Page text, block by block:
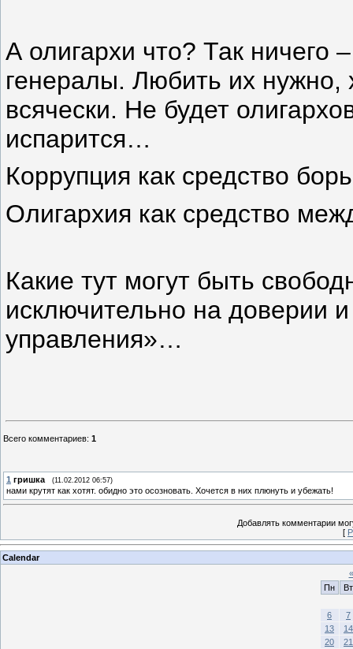
А олигархи что? Так ничего
генералы. Любить их нужно,
всячески. Не будет
испарится…
Коррупция как средство
Олигархия как средство
Какие тут могут быть
исключительно на доверии
управления»…
Всего комментариев: 1
1 гришка (11.02.2012 06:57)
нами крутят как хотят. обидно это осозновать. Хочется в них плюнуть и убежать!
Добавлять комментарии
[
Calendar
«
Пн
Вт
6
7
13
14
20
21